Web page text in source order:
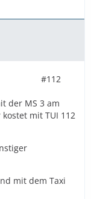
#112
der MS 3 am
mit TUI 112
mit dem Taxi